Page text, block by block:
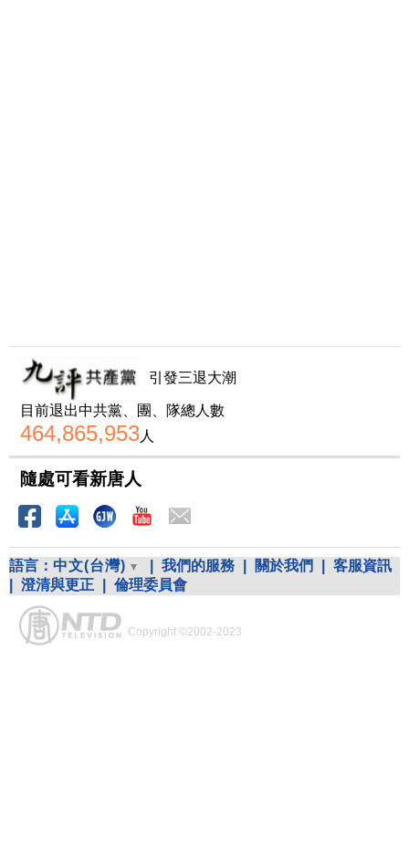
引發三退大潮
目前退出中共黨、團、隊總人數
464,865,953人
隨處可看新唐人
語言： 中文(台灣) 我們的服務 關於我們
客服資訊
澄清與更正 倫理委員會
Copyright ©2002-2023